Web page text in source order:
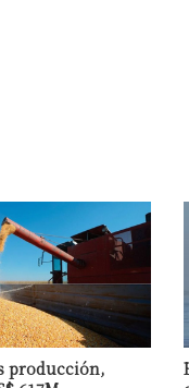
producción,